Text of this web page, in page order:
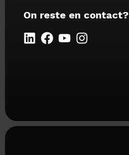
On reste en contact?